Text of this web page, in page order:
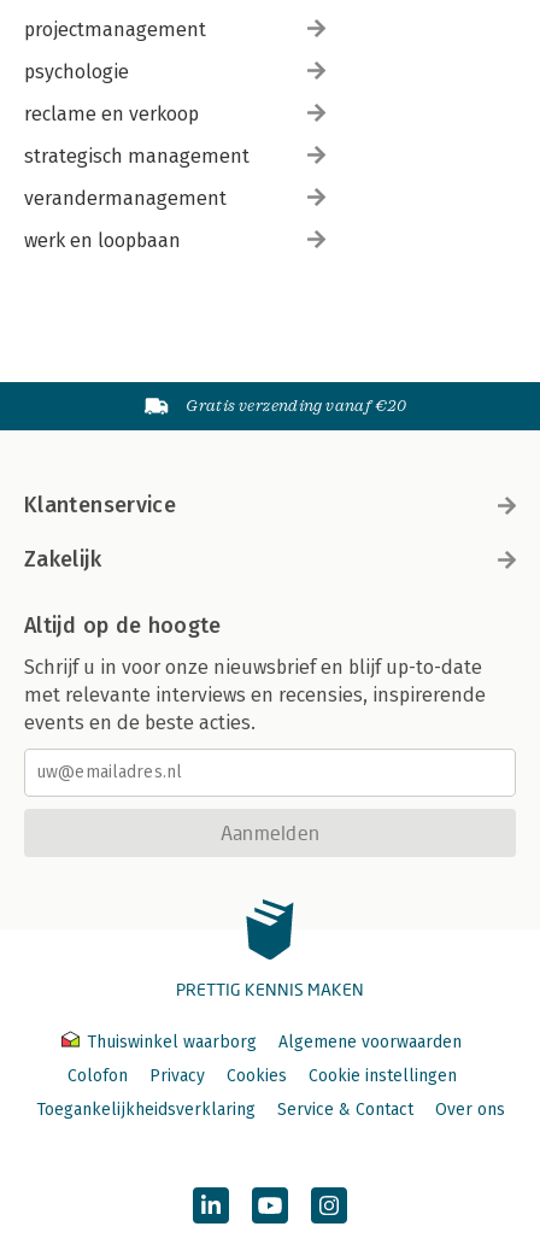
projectmanagement
psychologie
reclame en verkoop
strategisch management
verandermanagement
werk en loopbaan
Gratis verzending vanaf €20
Klantenservice
Zakelijk
Altijd op de hoogte
Schrijf u in voor onze nieuwsbrief en blijf up-to-date
met relevante interviews en recensies, inspirerende
events en de beste acties.
Aanmelden
PRETTIG KENNIS MAKEN
Thuiswinkel waarborg
Algemene voorwaarden
Colofon
Privacy Cookies
Cookie instellingen
Toegankelijkheidsverklaring
Service & Contact Over ons